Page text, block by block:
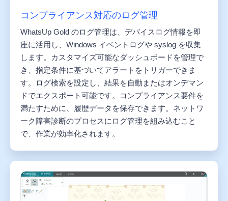
コンプライアンス対応のログ管理
WhatsUp Gold のログ管理は、デバイスログ情報を即
座に活用し、Windows イベントログや syslog を収集
します。カスタマイズ可能なダッシュボードを管理で
き、指定条件に基づいてアラートをトリガーできま
す。ログ検索を設定し、結果を自動またはオンデマン
ドでエクスポート可能です。コンプライアンス要件を
満たすために、履歴データを保存できます。ネットワ
ーク障害診断のプロセスにログ管理を組み込むこと
で、作業が効率化されます。